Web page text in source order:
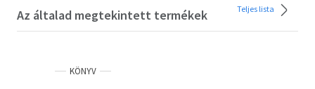
Az általad megtekintett termékek Teljes lista
KÖNYV